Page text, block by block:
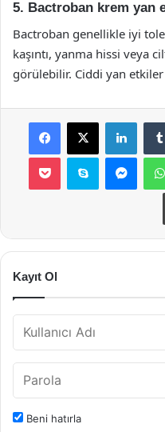
5. Bactroban krem yan
Bactroban genellikle iyi
kaşıntı, yanma hissi veya
görülebilir. Ciddi yan
Facebook
X
Pocket Skype
Kayıt Ol
Beni hatırla